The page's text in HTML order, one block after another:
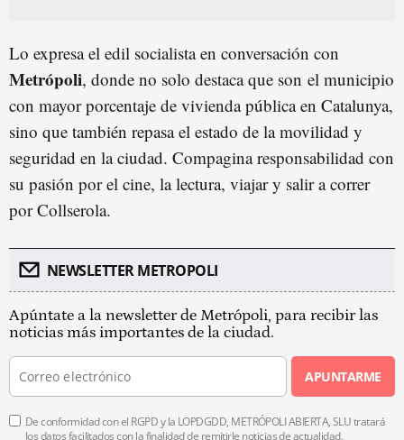
Lo expresa el edil socialista en conversación con
Metrópoli, donde no solo destaca que son el municipio
con mayor porcentaje de vivienda pública en Catalunya,
sino que también repasa el estado de la movilidad y
seguridad en la ciudad. Compagina responsabilidad con
su pasión por el cine, la lectura, viajar y salir a correr
por Collserola.
NEWSLETTER METROPOLI
Apúntate a la newsletter de Metrópoli, para recibir las
noticias más importantes de la ciudad.
APUNTARME
De conformidad con el RGPD y la LOPDGDD, METRÓPOLI ABIERTA, SLU tratará
los datos facilitados con la finalidad de remitirle noticias de actualidad.